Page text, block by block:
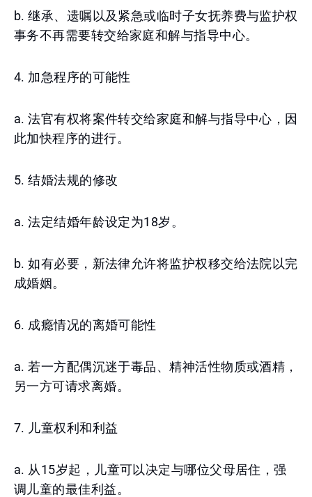
b. 继承、遗嘱以及紧急或临时子女抚养费与监护权
事务不再需要转交给家庭和解与指导中心。
4. 加急程序的可能性
a. 法官有权将案件转交给家庭和解与指导中心，因
此加快程序的进行。
5. 结婚法规的修改
a. 法定结婚年龄设定为18岁。
b. 如有必要，新法律允许将监护权移交给法院以完
成婚姻。
6. 成瘾情况的离婚可能性
a. 若一方配偶沉迷于毒品、精神活性物质或酒精，
另一方可请求离婚。
7. 儿童权利和利益
a. 从15岁起，儿童可以决定与哪位父母居住，强
调儿童的最佳利益。